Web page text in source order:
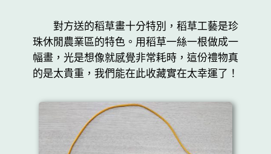
對方送的稻草畫十分特別，稻草工藝是珍
珠休閒農業區的特色。用稻草一絲一根做成一
幅畫，光是想像就感覺非常耗時，這份禮物真
的是太貴重，我們能在此收藏實在太幸運了！